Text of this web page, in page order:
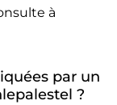
à
par un
?